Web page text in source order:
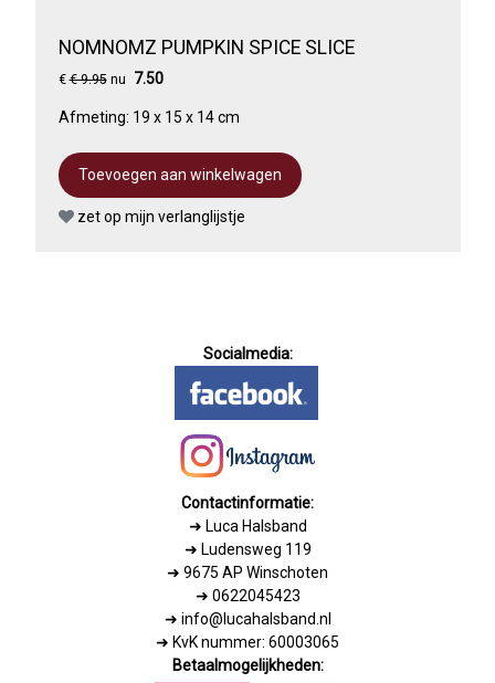
NOMNOMZ PUMPKIN SPICE SLICE
€€ 9.95nu 7.50
Afmeting: 19 x 15 x 14 cm
zet op mijn verlanglijstje
Socialmedia:
Contactinformatie:
➜ Luca Halsband
➜ Ludensweg 119
➜ 9675 AP Winschoten
➜ 0622045423
➜ info@lucahalsband.nl
➜ KvK nummer: 60003065
Betaalmogelijkheden: